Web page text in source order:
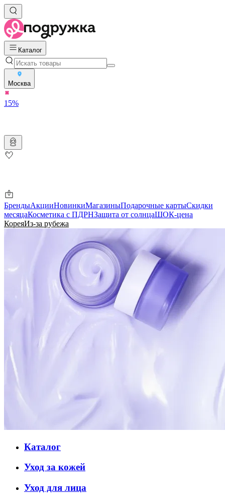
Каталог
Москва
15%
БрендыАкцииНовинкиМагазиныПодарочные картыСкидки
месяцаКосметика с ПДРНЗащита от солнцаШОК-цена
КореяИз-за рубежа
Каталог
Уход за кожей
Уход для лица